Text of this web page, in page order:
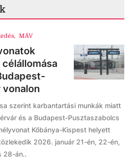
, MÁV
szerint karbantartási munkák miatt
és a Budapest-Pusztaszabolcs
Kőbánya-Kispest helyett
2026. január 21-én, 22-én,
28-án..